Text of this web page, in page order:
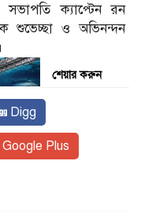
সভাপতি ক্যাপ্টেন রন
শুভেচ্ছা ও অভিনন্দন
শেয়ার করুন
Digg
Google Plus